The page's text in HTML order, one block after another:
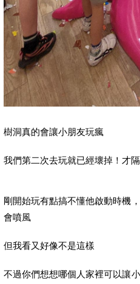
樹洞真的會讓小朋友玩瘋
我們第二次去玩就已經壞掉！才
剛開始玩有點搞不懂他啟動時機
會噴風
但我看又好像不是這樣
不過你們想想哪個人家裡可以讓